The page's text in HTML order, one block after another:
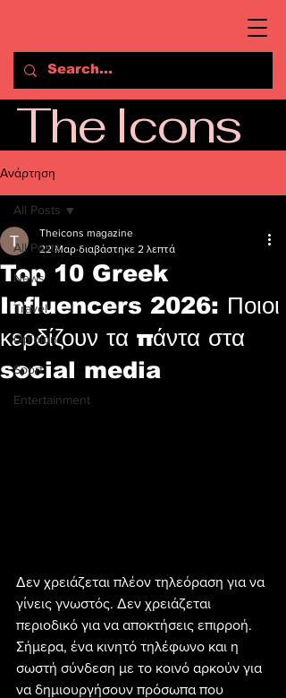
The Icons
Ανάρτηση
All Posts
News
Travel
Opinion
Sport
Entertainment
All Posts
Top 10 Greek
Influencers 2026: Ποιοι
κερδίζουν τα πάντα στα
social media
Theicons magazine
22 Μαρ διαβάστηκε 2 λεπτά
Δεν χρειάζεται πλέον τηλεόραση για να
γίνεις γνωστός. Δεν χρειάζεται
περιοδικό για να αποκτήσεις επιρροή.
Σήμερα, ένα κινητό τηλέφωνο και η
σωστή σύνδεση με το κοινό αρκούν για
να δημιουργήσουν πρόσωπα που